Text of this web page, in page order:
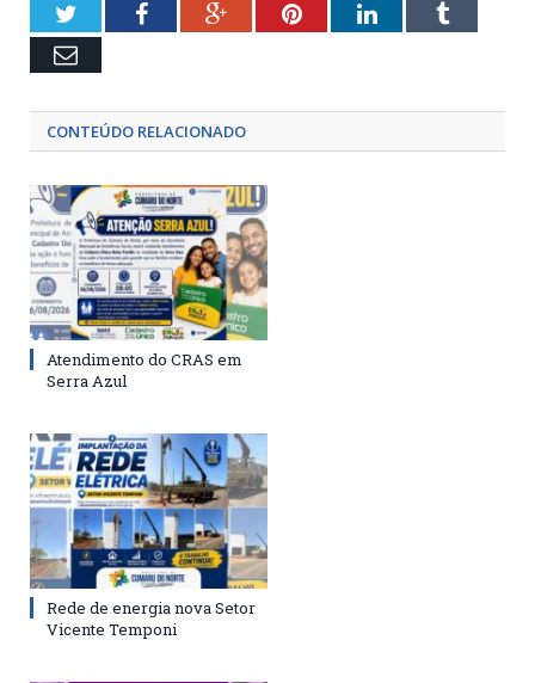
TwitterFacebookGoogle+PinterestLinkedInTumblr
Email
CONTEÚDO RELACIONADO
Atendimento do CRAS em
Serra Azul
Rede de energia nova Setor
Vicente Temponi